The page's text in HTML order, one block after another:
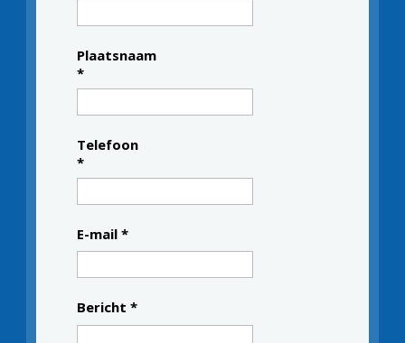
*
Kozijnen
Schuifpuien
Gevelbekleding
Plaatsnaam
*
Telefoon
*
E-mail *
Bericht *